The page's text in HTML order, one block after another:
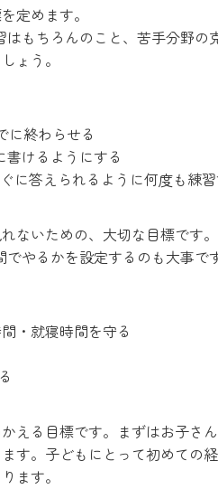
定めます。
はもちろんのこと、苦手分野
ょう。
に終わらせる
書けるようにする
に答えられるように何度も練習
ないための、大切な目標です
やるかを設定するのも大事で
・就寝時間を守る
える目標です。まずはお子さ
す。子どもにとって初めての
ます。